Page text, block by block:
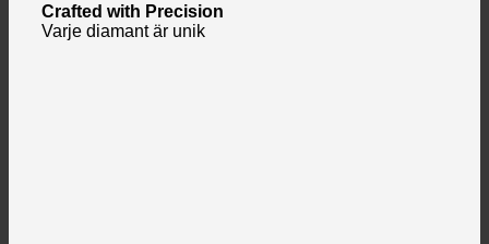
Crafted with Precision
Varje diamant är unik